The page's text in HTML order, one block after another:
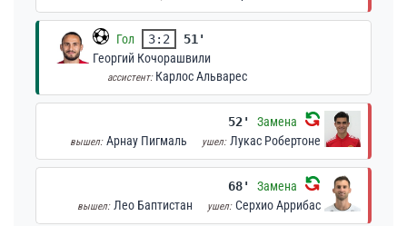
Гол 3:2
51'
Георгий Кочорашвили
ассистент: Карлос Альварес
52' Замена
вышел: Арнау Пигмаль ушел: Лукас Робертоне
68' Замена
вышел: Лео Баптистан ушел: Серхио Аррибас